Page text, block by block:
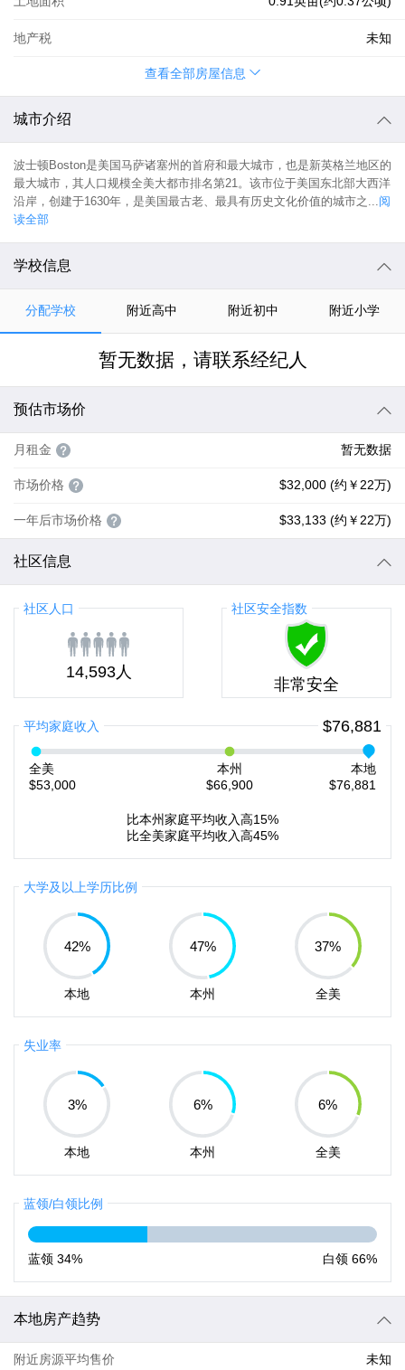
地产税 未知
查看全部房屋信息
城市介绍
波士顿Boston是美国马萨诸塞州的首府和最大城市，也是新英格兰地区的
最大城市，其人口规模全美大都市排名第21。该市位于美国东北部大西洋
沿岸，创建于1630年，是美国最古老、最具有历史文化价值的城市之...阅
读全部
学校信息
分配学校 附近高中 附近初中 附近小学
暂无数据，请联系经纪人
预估市场价
月租金 暂无数据
市场价格 $32,000 (约￥22万)
一年后市场价格 $33,133 (约￥22万)
社区信息
社区人口
14,593人
社区安全指数
非常安全
平均家庭收入 $76,881
全美
$53,000
本州
$66,900
本地
$76,881
比本州家庭平均收入高15%
比全美家庭平均收入高45%
大学及以上学历比例
42%
本地
47%
本州
37%
全美
失业率
3%
本地
6%
本州
6%
全美
蓝领/白领比例
蓝领 34% 白领 66%
本地房产趋势
附近房源平均售价 未知